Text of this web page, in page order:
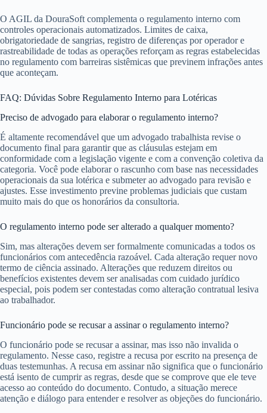
O AGIL da DouraSoft complementa o regulamento interno com
controles operacionais automatizados. Limites de caixa,
obrigatoriedade de sangrias, registro de diferenças por operador e
rastreabilidade de todas as operações reforçam as regras estabelecidas
no regulamento com barreiras sistêmicas que previnem infrações antes
que aconteçam.
FAQ: Dúvidas Sobre Regulamento Interno para Lotéricas
Preciso de advogado para elaborar o regulamento interno?
É altamente recomendável que um advogado trabalhista revise o
documento final para garantir que as cláusulas estejam em
conformidade com a legislação vigente e com a convenção coletiva da
categoria. Você pode elaborar o rascunho com base nas necessidades
operacionais da sua lotérica e submeter ao advogado para revisão e
ajustes. Esse investimento previne problemas judiciais que custam
muito mais do que os honorários da consultoria.
O regulamento interno pode ser alterado a qualquer momento?
Sim, mas alterações devem ser formalmente comunicadas a todos os
funcionários com antecedência razoável. Cada alteração requer novo
termo de ciência assinado. Alterações que reduzem direitos ou
benefícios existentes devem ser analisadas com cuidado jurídico
especial, pois podem ser contestadas como alteração contratual lesiva
ao trabalhador.
Funcionário pode se recusar a assinar o regulamento interno?
O funcionário pode se recusar a assinar, mas isso não invalida o
regulamento. Nesse caso, registre a recusa por escrito na presença de
duas testemunhas. A recusa em assinar não significa que o funcionário
está isento de cumprir as regras, desde que se comprove que ele teve
acesso ao conteúdo do documento. Contudo, a situação merece
atenção e diálogo para entender e resolver as objeções do funcionário.